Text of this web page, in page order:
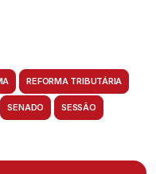
REFORMA TRIBUTÁRIA
SENADO SESSÃO